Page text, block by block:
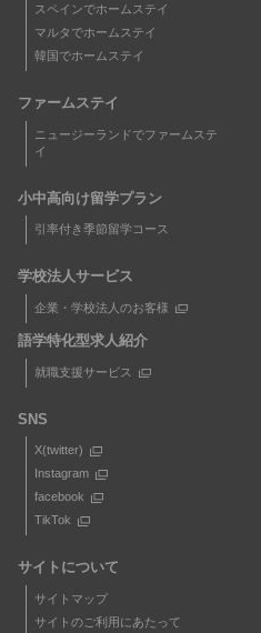
スペインでホームステイ
マルタでホームステイ
韓国でホームステイ
ファームステイ
ニュージーランドでファームステ
イ
小中高向け留学プラン
引率付き季節留学コース
学校法人サービス
企業・学校法人のお客様
語学特化型求人紹介
就職支援サービス
SNS
X(twitter)
Instagram
facebook
TikTok
サイトについて
サイトマップ
サイトのご利用にあたって